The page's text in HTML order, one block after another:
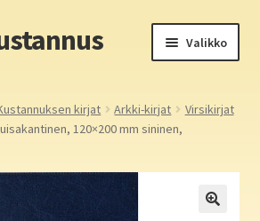
Valikko
kirjat Arkki-kirjat
Virsikirjat
120×200 mm sininen,